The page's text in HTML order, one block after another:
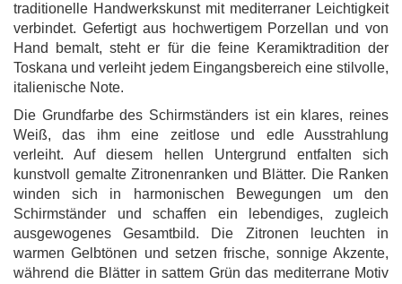
traditionelle Handwerkskunst mit mediterraner Leichtigkeit
verbindet. Gefertigt aus hochwertigem Porzellan und von
Hand bemalt, steht er für die feine Keramiktradition der
Toskana und verleiht jedem Eingangsbereich eine stilvolle,
italienische Note.
Die Grundfarbe des Schirmständers ist ein klares, reines
Weiß, das ihm eine zeitlose und edle Ausstrahlung
verleiht. Auf diesem hellen Untergrund entfalten sich
kunstvoll gemalte Zitronenranken und Blätter. Die Ranken
winden sich in harmonischen Bewegungen um den
Schirmständer und schaffen ein lebendiges, zugleich
ausgewogenes Gesamtbild. Die Zitronen leuchten in
warmen Gelbtönen und setzen frische, sonnige Akzente,
während die Blätter in sattem Grün das mediterrane Motiv